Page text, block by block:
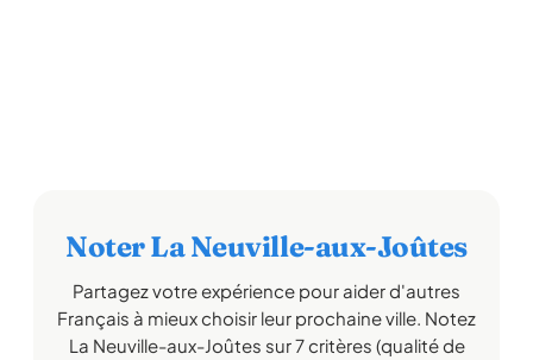
Noter La Neuville-aux-Joûtes
Partagez votre expérience pour aider d'autres
Français à mieux choisir leur prochaine ville. Notez
La Neuville-aux-Joûtes sur 7 critères (qualité de